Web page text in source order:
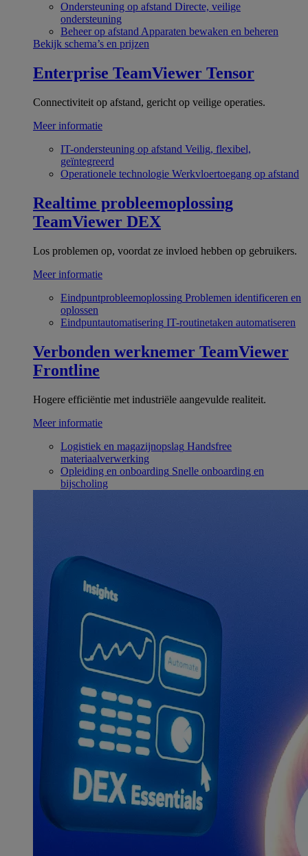
Ondersteuning op afstand Directe, veilige
ondersteuning
Beheer op afstand Apparaten bewaken en beheren
Bekijk schema’s en prijzen
Enterprise TeamViewer Tensor
Connectiviteit op afstand, gericht op veilige operaties.
Meer informatie
IT-ondersteuning op afstand Veilig, flexibel,
geïntegreerd
Operationele technologie Werkvloertoegang op afstand
Realtime probleemoplossing
TeamViewer DEX
Los problemen op, voordat ze invloed hebben op gebruikers.
Meer informatie
Eindpuntprobleemoplossing Problemen identificeren en
oplossen
Eindpuntautomatisering IT-routinetaken automatiseren
Verbonden werknemer TeamViewer
Frontline
Hogere efficiëntie met industriële aangevulde realiteit.
Meer informatie
Logistiek en magazijnopslag Handsfree
materiaalverwerking
Opleiding en onboarding Snelle onboarding en
bijscholing